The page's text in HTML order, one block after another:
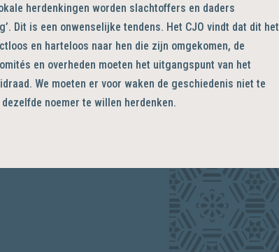
herdenkingen worden slachtoffers en daders
Dit is een onwenselijke tendens. Het CJO vindt dat dit het
en harteloos naar hen die zijn omgekomen, de
en overheden moeten het uitgangspunt van het
We moeten er voor waken de geschiedenis niet te
noemer te willen herdenken.